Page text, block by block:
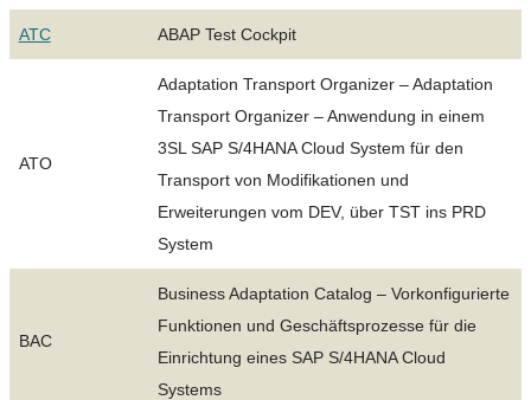
ATC ABAP Test Cockpit
ATO
Adaptation Transport Organizer – Adaptation
Transport Organizer – Anwendung in einem
3SL SAP S/4HANA Cloud System für den
Transport von Modifikationen und
Erweiterungen vom DEV, über TST ins PRD
System
BAC
Business Adaptation Catalog – Vorkonfigurierte
Funktionen und Geschäftsprozesse für die
Einrichtung eines SAP S/4HANA Cloud
Systems